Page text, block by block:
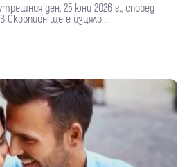
ден, 25 юни 2026 г., според
Скорпион ще е изцяло...